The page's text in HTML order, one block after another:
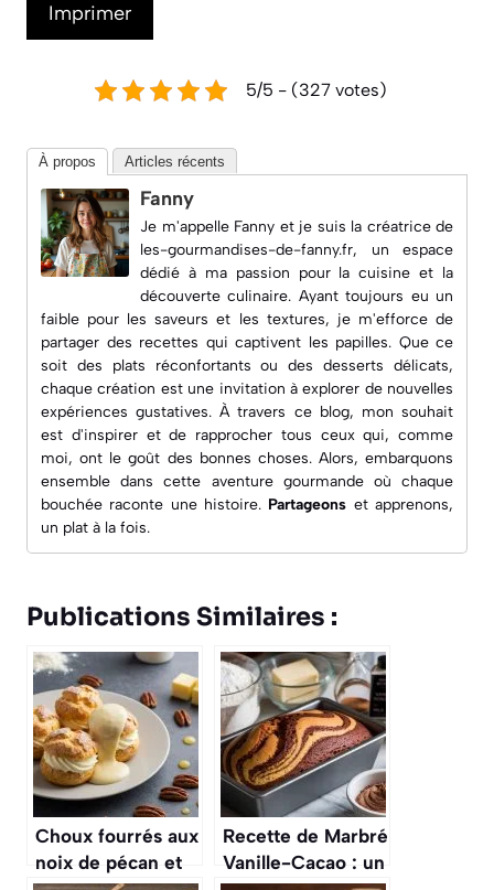
Imprimer
5/5 - (327 votes)
À propos Articles récents
Fanny
Je m'appelle Fanny et je suis la créatrice de
les-gourmandises-de-fanny.fr, un espace
dédié à ma passion pour la cuisine et la
découverte culinaire. Ayant toujours eu un
faible pour les saveurs et les textures, je m'efforce de
partager des recettes qui captivent les papilles. Que ce
soit des plats réconfortants ou des desserts délicats,
chaque création est une invitation à explorer de nouvelles
expériences gustatives. À travers ce blog, mon souhait
est d'inspirer et de rapprocher tous ceux qui, comme
moi, ont le goût des bonnes choses. Alors, embarquons
ensemble dans cette aventure gourmande où chaque
bouchée raconte une histoire. Partageons et apprenons,
un plat à la fois.
Publications Similaires :
Choux fourrés aux
noix de pécan et
Recette de Marbré
Vanille-Cacao : un